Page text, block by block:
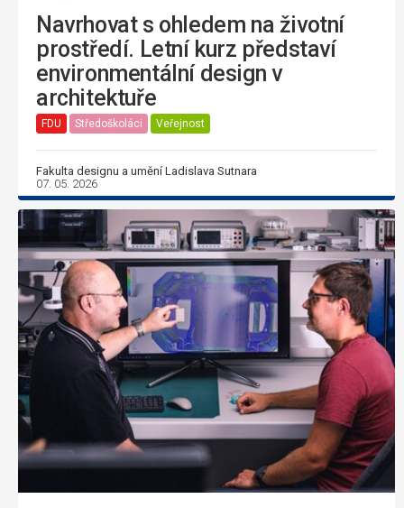
Navrhovat s ohledem na životní
prostředí. Letní kurz představí
environmentální design v
architektuře
FDU Středoškoláci Veřejnost
Fakulta designu a umění Ladislava Sutnara
07. 05. 2026